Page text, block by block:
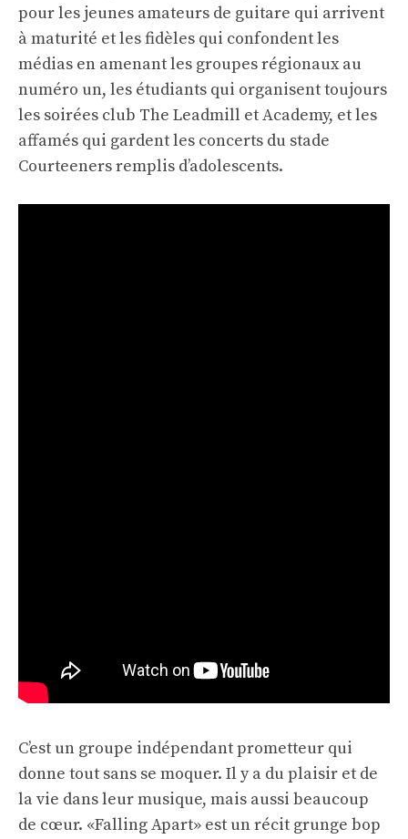
pour les jeunes amateurs de guitare qui arrivent
à maturité et les fidèles qui confondent les
médias en amenant les groupes régionaux au
numéro un, les étudiants qui organisent toujours
les soirées club The Leadmill et Academy, et les
affamés qui gardent les concerts du stade
Courteeners remplis d’adolescents.
C’est un groupe indépendant prometteur qui
donne tout sans se moquer. Il y a du plaisir et de
la vie dans leur musique, mais aussi beaucoup
de cœur. «Falling Apart» est un récit grunge bop